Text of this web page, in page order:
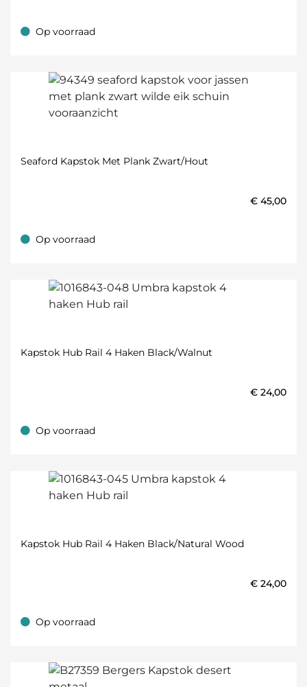
Op voorraad
Op voorraad
Seaford Kapstok Met Plank Zwart/hout
€ 45,00
Op voorraad
Op voorraad
Kapstok Hub Rail 4 Haken Black/walnut
€ 24,00
Op voorraad
Op voorraad
Kapstok Hub Rail 4 Haken Black/natural Wood
€ 24,00
Op voorraad
Op voorraad